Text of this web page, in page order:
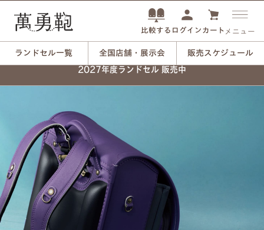
比較する ログイン カート メニュー
販売スケジュール
ランドセル一覧
全国店舗・展示会
2027年度ランドセル 販売中